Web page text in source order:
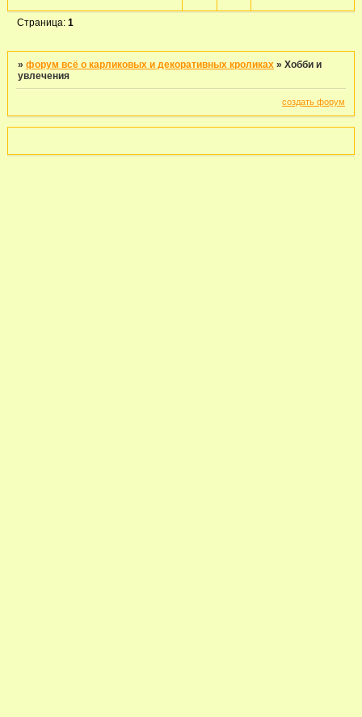
Страница:1
»форум всё о карликовых и декоративных кроликах »Хобби и
увлечения
создать форум